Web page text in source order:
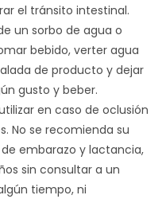
el tránsito intestinal.
un sorbo de agua o
bebido, verter agua
de producto y dejar
gusto y beber.
en caso de oclusión
No se recomienda su
embarazo y lactancia,
sin consultar a un
tiempo, ni